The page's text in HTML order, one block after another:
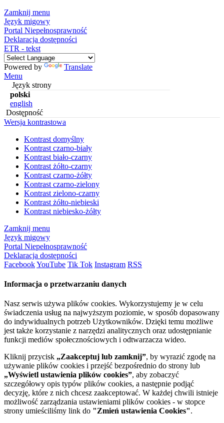
Zamknij menu
Język migowy
Portal Niepełnosprawność
Deklaracja dostępności
ETR - tekst
Powered by
Translate
Menu
Język strony
polski
english
Dostępność
Wersja kontrastowa
Kontrast domyślny
Kontrast czarno-biały
Kontrast biało-czarny
Kontrast żółto-czarny
Kontrast czarno-żółty
Kontrast czarno-zielony
Kontrast zielono-czarny
Kontrast żółto-niebieski
Kontrast niebiesko-żółty
Zamknij menu
Język migowy
Portal Niepełnosprawność
Deklaracja dostępności
FacebookYouTube Tik Tok Instagram RSS
Informacja o przetwarzaniu danych
Nasz serwis używa plików cookies. Wykorzystujemy je w celu
świadczenia usług na najwyższym poziomie, w sposób dopasowany
do indywidualnych potrzeb Użytkowników. Dzięki temu możliwe
jest także korzystanie z narzędzi analitycznych oraz udostępnianie
funkcji mediów społecznościowych i odtwarzacza wideo.
Kliknij przycisk „Zaakceptuj lub zamknij”, by wyrazić zgodę na
używanie plików cookies i przejść bezpośrednio do strony lub
„Wyświetl ustawienia plików cookies”, aby zobaczyć
szczegółowy opis typów plików cookies, a następnie podjąć
decyzję, które z nich chcesz zaakceptować. W każdej chwili istnieje
możliwość zarządzania ustawieniami plików cookies - w stopce
strony umieściliśmy link do "Zmień ustawienia Cookies".